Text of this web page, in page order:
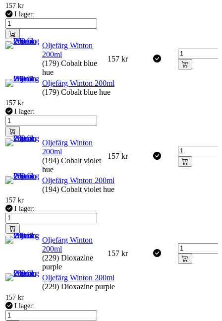
157 kr
I lager:
Oljefärg Winton
200ml
(179) Cobalt blue
hue
157 kr
Oljefärg Winton 200ml
(179) Cobalt blue hue
157 kr
I lager:
Oljefärg Winton
200ml
(194) Cobalt violet
hue
157 kr
Oljefärg Winton 200ml
(194) Cobalt violet hue
157 kr
I lager:
Oljefärg Winton
200ml
(229) Dioxazine
purple
157 kr
Oljefärg Winton 200ml
(229) Dioxazine purple
157 kr
I lager: